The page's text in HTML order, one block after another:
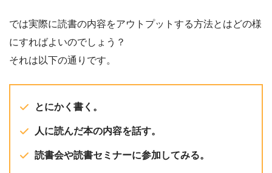
では実際に読書の内容をアウトプットする方法とはどの様
にすればよいのでしょう？
それは以下の通りです。
とにかく書く。
人に読んだ本の内容を話す。
読書会や読書セミナーに参加してみる。